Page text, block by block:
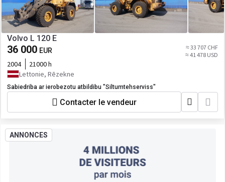
Volvo L 120 E
36 000 EUR
≈ 33 707 CHF
≈ 41 478 USD
2004
21000 h
Lettonie, Rēzekne
Sabiedriba ar ierobezotu atbildibu "Siltumtehserviss"
Contacter le vendeur
ANNONCES